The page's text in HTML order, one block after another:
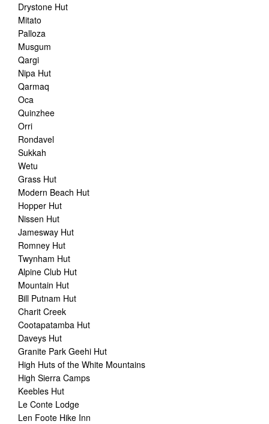
Drystone Hut
Mitato
Palloza
Musgum
Qargi
Nipa Hut
Qarmaq
Oca
Quinzhee
Orri
Rondavel
Sukkah
Wetu
Grass Hut
Modern Beach Hut
Hopper Hut
Nissen Hut
Jamesway Hut
Romney Hut
Twynham Hut
Alpine Club Hut
Mountain Hut
Bill Putnam Hut
Charit Creek
Cootapatamba Hut
Daveys Hut
Granite Park Geehi Hut
High Huts of the White Mountains
High Sierra Camps
Keebles Hut
Le Conte Lodge
Len Foote Hike Inn